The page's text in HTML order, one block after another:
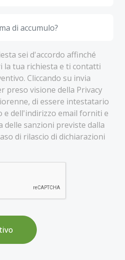
sei d'accordo affinché
la tua richiesta e ti contatti
Cliccando su invia
preso visione della Privacy
di essere intestatario
e dell'indirizzo email forniti e
delle sanzioni previste dalla
di rilascio di dichiarazioni